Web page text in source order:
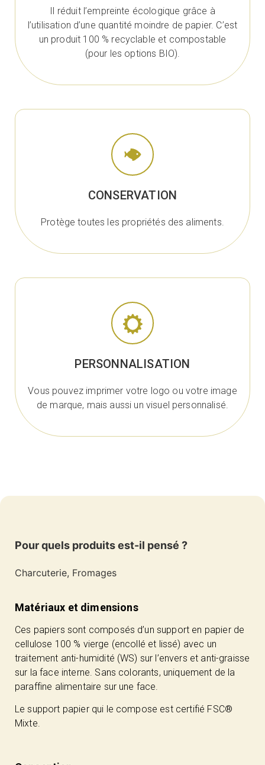
Il réduit l’empreinte écologique grâce à
l’utilisation d’une quantité moindre de papier. C’est
un produit 100 % recyclable et compostable
(pour les options BIO).
CONSERVATION
Protège toutes les propriétés des aliments.
PERSONNALISATION
Vous pouvez imprimer votre logo ou votre image
de marque, mais aussi un visuel personnalisé.
Pour quels produits est-il pensé ?
Charcuterie, Fromages
Matériaux et dimensions
Ces papiers sont composés d’un support en papier de
cellulose 100 % vierge (encollé et lissé) avec un
traitement anti-humidité (WS) sur l’envers et anti-graisse
sur la face interne. Sans colorants, uniquement de la
paraffine alimentaire sur une face.
Le support papier qui le compose est certifié FSC®
Mixte.